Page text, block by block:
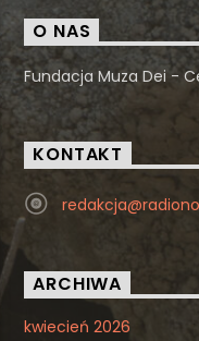
O NAS
Fundacja Muza Dei -
KONTAKT
ARCHIWA
kwiecień 2026